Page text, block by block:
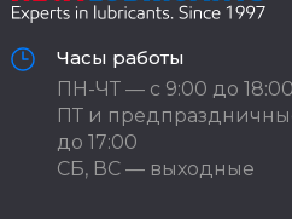
Часы работы
ПН-ЧТ — с 9:00 до 18:00
ПТ и
до 17:00
СБ, ВС — выходные